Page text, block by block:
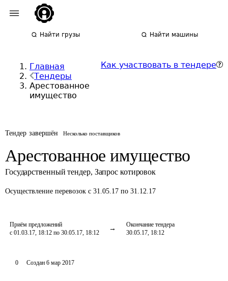
Найти грузы Найти машины
Главная
Тендеры
Арестованное
имущество
Как участвовать в тендере
Тендер завершён Несколько поставщиков
Арестованное имущество
Государственный тендер, Запрос котировок
Осуществление перевозок с 31.05.17 по 31.12.17
Приём предложений
с 01.03.17, 18:12 по 30.05.17, 18:12
Окончание тендера
30.05.17, 18:12
0 Создан 6 мар 2017